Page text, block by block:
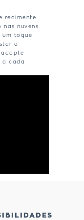
realmente
nuvens.
um toque
o
adapte
a cada